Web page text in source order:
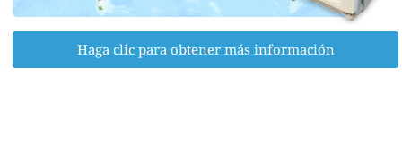
Haga clic para obtener más información